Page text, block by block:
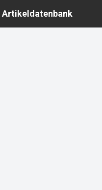
Artikeldatenbank